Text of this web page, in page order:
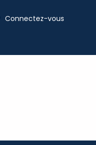
Connectez-vous